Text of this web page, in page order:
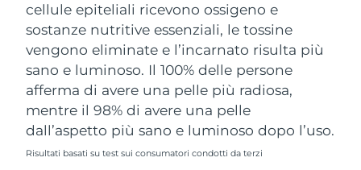
cellule epiteliali ricevono ossigeno e
sostanze nutritive essenziali, le tossine
vengono eliminate e l’incarnato risulta più
sano e luminoso. Il 100% delle persone
afferma di avere una pelle più radiosa,
mentre il 98% di avere una pelle
dall’aspetto più sano e luminoso dopo l’uso.
Risultati basati su test sui consumatori condotti da terzi